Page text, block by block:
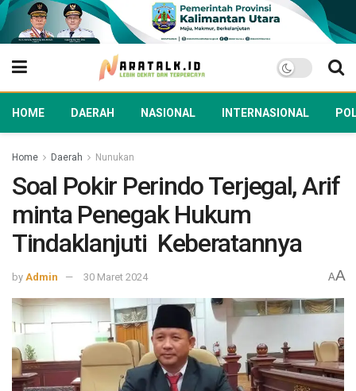
HOME DAERAH NASIONAL INTERNASIONAL
Home Daerah Nunukan
Soal Pokir Perindo Terjegal, Arif
minta Penegak Hukum
Tindaklanjuti Keberatannya
by Admin 30 Maret 2024 AA